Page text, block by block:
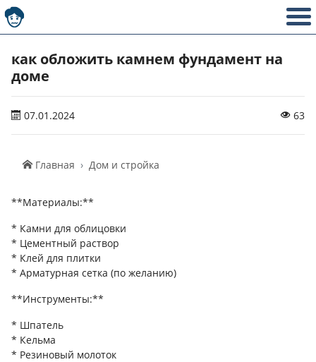
как обложить камнем фундамент на
доме
07.01.2024 63
Главная Дом и стройка
**Материалы:**
* Камни для облицовки
* Цементный раствор
* Клей для плитки
* Арматурная сетка (по желанию)
**Инструменты:**
* Шпатель
* Кельма
* Резиновый молоток